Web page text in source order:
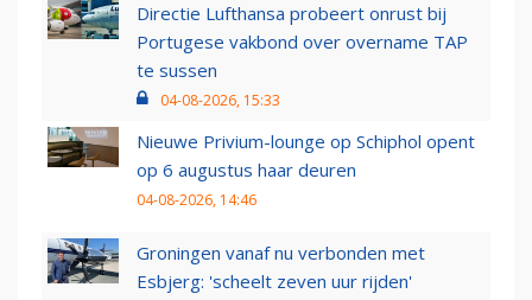
Directie Lufthansa probeert onrust bij
Portugese vakbond over overname TAP
te sussen
04-08-2026, 15:33
Nieuwe Privium-lounge op Schiphol opent
op 6 augustus haar deuren
04-08-2026, 14:46
Groningen vanaf nu verbonden met
Esbjerg: 'scheelt zeven uur rijden'